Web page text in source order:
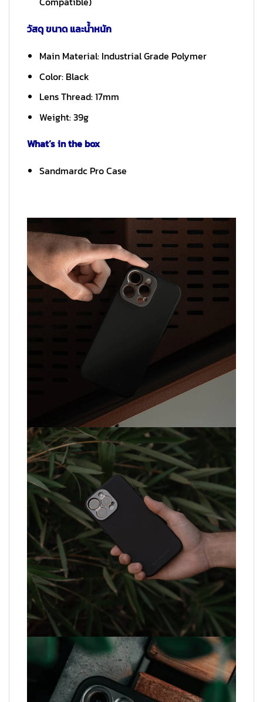
วัสดุ ขนาด และน้ำหนัก
Main Material: Industrial Grade Polymer
Color: Black
Lens Thread: 17mm
Weight: 39g
What’s in the box
Sandmardc Pro Case